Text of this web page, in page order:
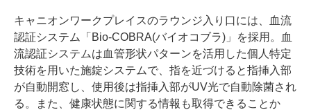
キャニオンワークプレイスのラウンジ入り口には、血流
認証システム「Bio-COBRA(バイオコブラ)」を採用。血
流認証システムは血管形状パターンを活用した個人特定
技術を用いた施錠システムで、指を近づけると指挿入部
が自動開窓し、使用後は指挿入部がUV光で自動除菌され
る。また、健康状態に関する情報も取得できることか